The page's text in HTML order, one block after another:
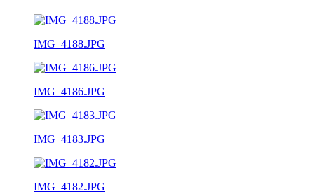
IMG_4188.JPG
IMG_4186.JPG
IMG_4183.JPG
IMG_4182.JPG